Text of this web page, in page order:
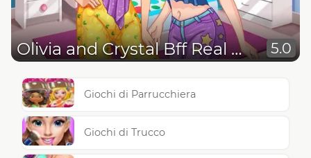
Olivia and Crystal Bff Real Makeover 5.0
Giochi di Parrucchiera
Giochi di Trucco